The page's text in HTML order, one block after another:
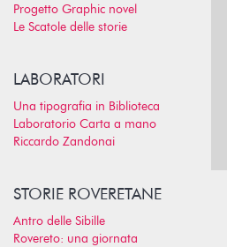
Progetto Graphic novel
Le Scatole delle storie
LABORATORI
Una tipografia in Biblioteca
Laboratorio Carta a mano
Riccardo Zandonai
STORIE ROVERETANE
Antro delle Sibille
Rovereto: una giornata